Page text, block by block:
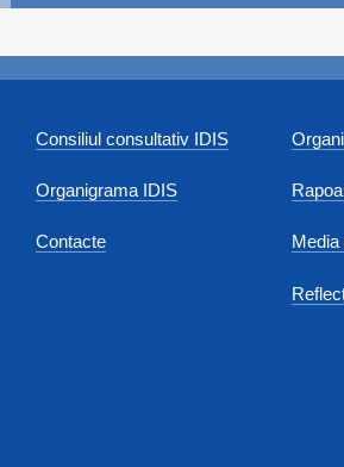
Consiliul consultativ IDIS
Organigrama IDIS
Contacte